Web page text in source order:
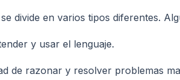
divide en varios tipos diferentes.
y usar el lenguaje.
de razonar y resolver problemas